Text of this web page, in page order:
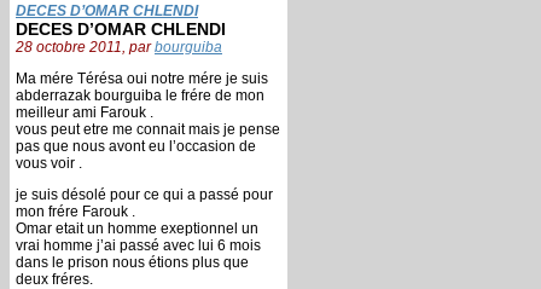
DECES D’OMAR CHLENDI
DECES D’OMAR CHLENDI
28 octobre 2011, parbourguiba
Ma mére Térésa oui notre mére je suis
abderrazak bourguiba le frére de mon
meilleur ami Farouk .
vous peut etre me connait mais je pense
pas que nous avont eu l’occasion de
vous voir .
je suis désolé pour ce qui a passé pour
mon frére Farouk .
Omar etait un homme exeptionnel un
vrai homme j’ai passé avec lui 6 mois
dans le prison nous étions plus que
deux fréres.